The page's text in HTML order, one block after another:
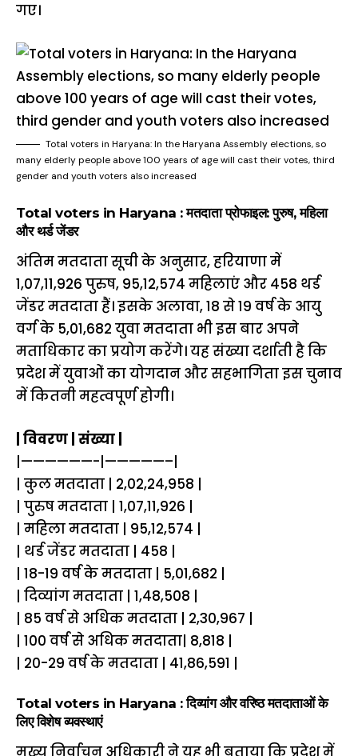
गए।
Total voters in Haryana: In the Haryana Assembly elections, so
many elderly people above 100 years of age will cast their votes, third
gender and youth voters also increased
Total voters in Haryana : मतदाता प्रोफाइल: पुरुष, महिला
और थर्ड जेंडर
अंतिम मतदाता सूची के अनुसार, हरियाणा में
1,07,11,926 पुरुष, 95,12,574 महिलाएं और 458 थर्ड
जेंडर मतदाता हैं। इसके अलावा, 18 से 19 वर्ष के आयु
वर्ग के 5,01,682 युवा मतदाता भी इस बार अपने
मताधिकार का प्रयोग करेंगे। यह संख्या दर्शाती है कि
प्रदेश में युवाओं का योगदान और सहभागिता इस चुनाव
में कितनी महत्वपूर्ण होगी।
| विवरण | संख्या |
|——————-|—————–|
| कुल मतदाता | 2,02,24,958 |
| पुरुष मतदाता | 1,07,11,926 |
| महिला मतदाता | 95,12,574 |
| थर्ड जेंडर मतदाता | 458 |
| 18-19 वर्ष के मतदाता | 5,01,682 |
| दिव्यांग मतदाता | 1,48,508 |
| 85 वर्ष से अधिक मतदाता | 2,30,967 |
| 100 वर्ष से अधिक मतदाता| 8,818 |
| 20-29 वर्ष के मतदाता | 41,86,591 |
Total voters in Haryana : दिव्यांग और वरिष्ठ मतदाताओं के
लिए विशेष व्यवस्थाएं
मुख्य निर्वाचन अधिकारी ने यह भी बताया कि प्रदेश में